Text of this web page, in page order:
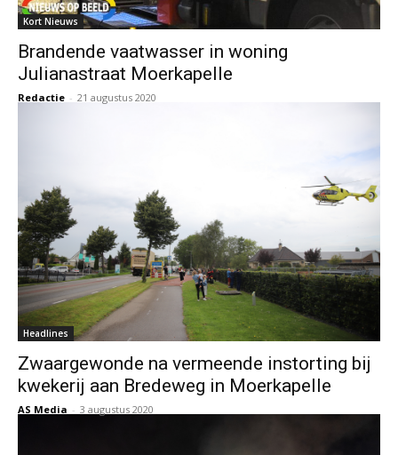
Kort Nieuws
Brandende vaatwasser in woning
Julianastraat Moerkapelle
Redactie - 21 augustus 2020
Headlines
Zwaargewonde na vermeende instorting bij
kwekerij aan Bredeweg in Moerkapelle
AS Media - 3 augustus 2020